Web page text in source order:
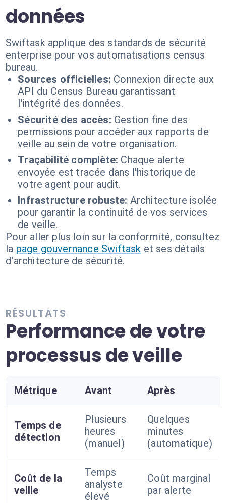
données
Swiftask applique des standards de sécurité
enterprise pour vos automatisations census
bureau.
Sources officielles: Connexion directe aux
API du Census Bureau garantissant
l'intégrité des données.
Sécurité des accès: Gestion fine des
permissions pour accéder aux rapports de
veille au sein de votre organisation.
Traçabilité complète: Chaque alerte
envoyée est tracée dans l'historique de
votre agent pour audit.
Infrastructure robuste: Architecture isolée
pour garantir la continuité de vos services
de veille.
Pour aller plus loin sur la conformité, consultez
la page gouvernance Swiftask et ses détails
d'architecture de sécurité.
RÉSULTATS
Performance de votre
processus de veille
Métrique Avant Après
Temps de
détection
Plusieurs
heures
(manuel)
Quelques
minutes
(automatique)
Coût de la
veille
Temps
analyste
élevé
Coût marginal
par alerte